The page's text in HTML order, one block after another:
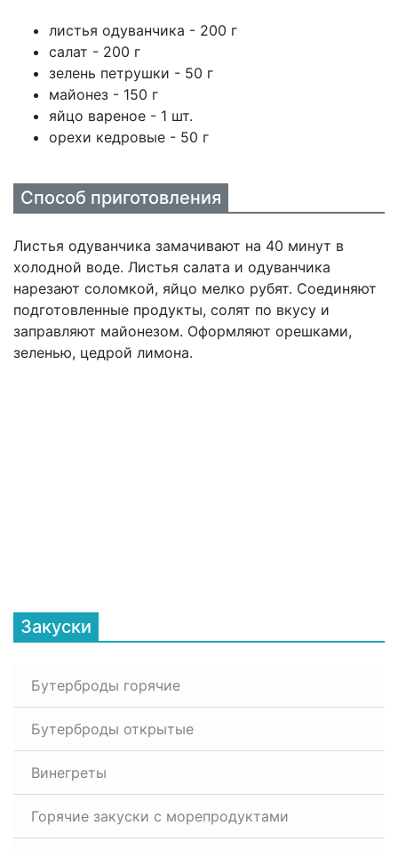
листья одуванчика - 200 г
салат - 200 г
зелень петрушки - 50 г
майонез - 150 г
яйцо вареное - 1 шт.
орехи кедровые - 50 г
Способ приготовления
Листья одуванчика замачивают на 40 минут в
холодной воде. Листья салата и одуванчика
нарезают соломкой, яйцо мелко рубят. Соединяют
подготовленные продукты, солят по вкусу и
заправляют майонезом. Оформляют орешками,
зеленью, цедрой лимона.
Закуски
Бутерброды горячие
Бутерброды открытые
Винегреты
Горячие закуски с морепродуктами